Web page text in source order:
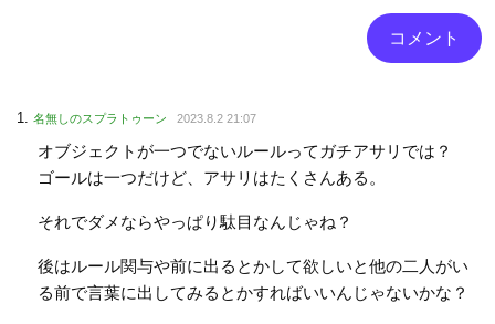
名無しのスプラトゥーン 2023.8.2 21:07
オブジェクトが一つでないルールってガチアサリでは？
ゴールは一つだけど、アサリはたくさんある。
それでダメならやっぱり駄目なんじゃね？
後はルール関与や前に出るとかして欲しいと他の二人がい
る前で言葉に出してみるとかすればいいんじゃないかな？